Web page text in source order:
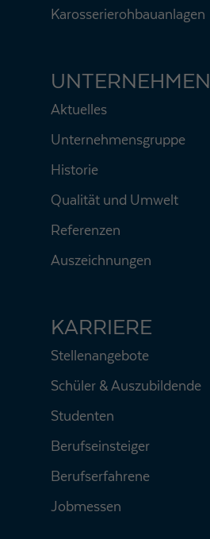
Karosserierohbauanlagen
UNTERNEHMEN
Aktuelles
Unternehmensgruppe
Historie
Qualität und Umwelt
Referenzen
Auszeichnungen
KARRIERE
Stellenangebote
Schüler & Auszubildende
Studenten
Berufseinsteiger
Berufserfahrene
Jobmessen